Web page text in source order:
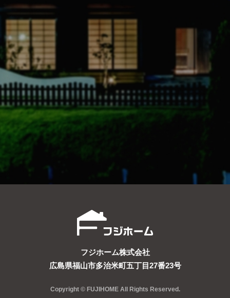
フジホーム株式会社
広島県福山市多治米町五丁目27番23号
Copyright © FUJIHOME All Rights Reserved.